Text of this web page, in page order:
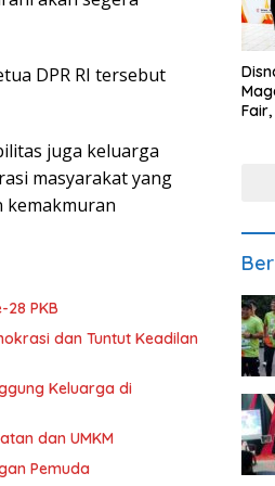
DPR RI tersebut
juga keluarga
masyarakat yang
kemakmuran
28 PKB
dan Tuntut Keadilan
Keluarga di
dan UMKM
Pemuda